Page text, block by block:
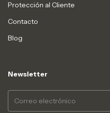
Protección al Cliente
Contacto
Blog
Newsletter